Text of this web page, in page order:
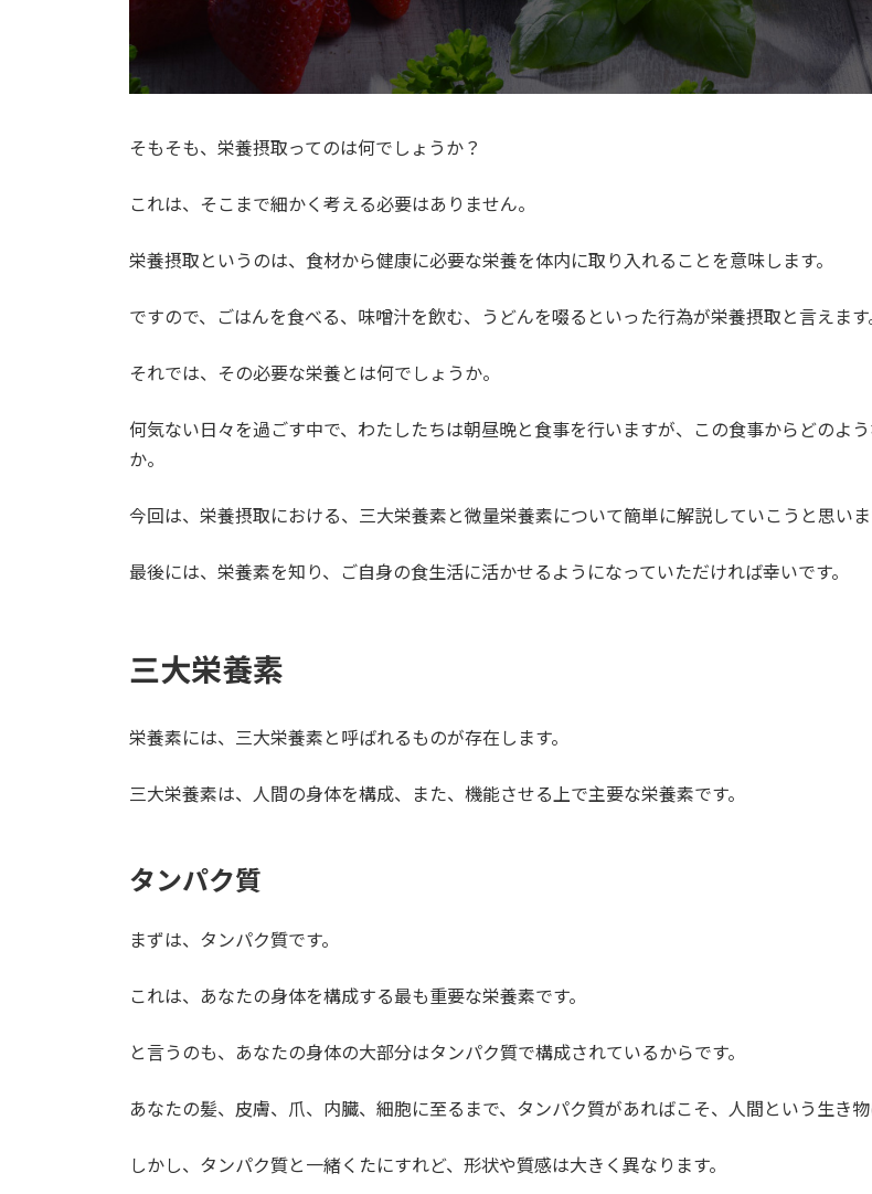
そもそも、栄養摂取ってのは何でしょうか？
これは、そこまで細かく考える必要はありません。
栄養摂取というのは、食材から健康に必要な栄養を体内に取り入れることを意味します。
ですので、ごはんを食べる、味噌汁を飲む、うどんを啜るといった行為が栄養摂取と言えます
それでは、その必要な栄養とは何でしょうか。
何気ない日々を過ごす中で、わたしたちは朝昼晩と食事を行いますが、この食事からどのよ
か。
今回は、栄養摂取における、三大栄養素と微量栄養素について簡単に解説していこうと思いま
最後には、栄養素を知り、ご自身の食生活に活かせるようになっていただければ幸いです。
三大栄養素
栄養素には、三大栄養素と呼ばれるものが存在します。
三大栄養素は、人間の身体を構成、また、機能させる上で主要な栄養素です。
タンパク質
まずは、タンパク質です。
これは、あなたの身体を構成する最も重要な栄養素です。
と言うのも、あなたの身体の大部分はタンパク質で構成されているからです。
あなたの髪、皮膚、爪、内臓、細胞に至るまで、タンパク質があればこそ、人間という生き物
しかし、タンパク質と一緒くたにすれど、形状や質感は大きく異なります。